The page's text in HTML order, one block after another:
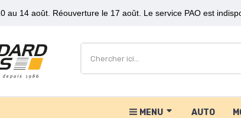
au 14 août. Réouverture le 17 août. Le service PAO est
MENU AUTO